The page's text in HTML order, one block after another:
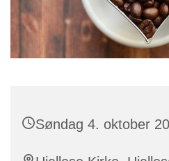
Søndag 4. oktober